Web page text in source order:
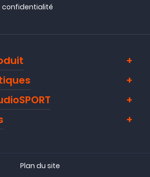
confidentialité
Plan du site